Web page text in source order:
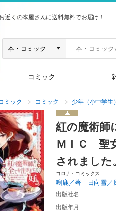
近くの本屋さんに送料無料でお届け！
コミック
ミック コミック 少年（小中学生）
紅の魔術師
ＭＩＣ 聖
されまし
コロナ・コミックス
鳴鹿／著 日向雪／
出版社名
出版年月